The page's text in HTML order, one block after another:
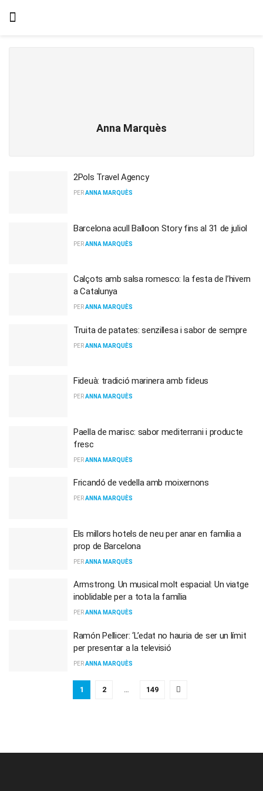
Anna Marquès
2Pols Travel Agency
PERANNA MARQUÈS
Barcelona acull Balloon Story fins al 31 de juliol
PERANNA MARQUÈS
Calçots amb salsa romesco: la festa de l’hivern
a Catalunya
PERANNA MARQUÈS
Truita de patates: senzillesa i sabor de sempre
PERANNA MARQUÈS
Fideuà: tradició marinera amb fideus
PERANNA MARQUÈS
Paella de marisc: sabor mediterrani i producte
fresc
PERANNA MARQUÈS
Fricandó de vedella amb moixernons
PERANNA MARQUÈS
Els millors hotels de neu per anar en família a
prop de Barcelona
PERANNA MARQUÈS
Armstrong. Un musical molt espacial: Un viatge
inoblidable per a tota la família
PERANNA MARQUÈS
Ramón Pellicer: ‘L’edat no hauria de ser un límit
per presentar a la televisió
PERANNA MARQUÈS
1 2 … 149